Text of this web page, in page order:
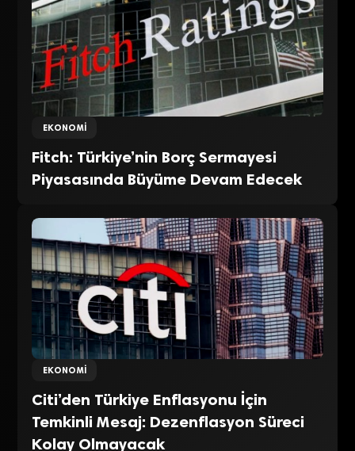
EKONOMI
Fitch: Türkiye’nin Borç Sermayesi
Piyasasında Büyüme Devam Edecek
EKONOMI
Citi’den Türkiye Enflasyonu İçin
Temkinli Mesaj: Dezenflasyon Süreci
Kolay Olmayacak